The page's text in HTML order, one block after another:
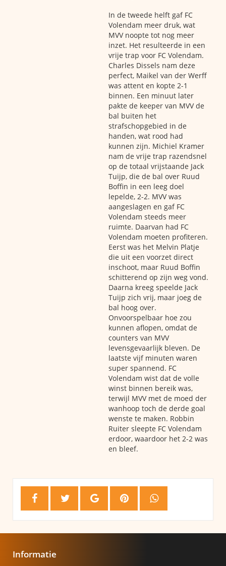
In de tweede helft gaf FC
Volendam meer druk, wat
MVV noopte tot nog meer
inzet. Het resulteerde in een
vrije trap voor FC Volendam.
Charles Dissels nam deze
perfect, Maikel van der Werff
was attent en kopte 2-1
binnen. Een minuut later
pakte de keeper van MVV de
bal buiten het
strafschopgebied in de
handen, wat rood had
kunnen zijn. Michiel Kramer
nam de vrije trap razendsnel
op de totaal vrijstaande Jack
Tuijp, die de bal over Ruud
Boffin in een leeg doel
lepelde, 2-2. MVV was
aangeslagen en gaf FC
Volendam steeds meer
ruimte. Daarvan had FC
Volendam moeten profiteren.
Eerst was het Melvin Platje
die uit een voorzet direct
inschoot, maar Ruud Boffin
schitterend op zijn weg vond.
Daarna kreeg speelde Jack
Tuijp zich vrij, maar joeg de
bal hoog over.
Onvoorspelbaar hoe zou
kunnen aflopen, omdat de
counters van MVV
levensgevaarlijk bleven. De
laatste vijf minuten waren
super spannend. FC
Volendam wist dat de volle
winst binnen bereik was,
terwijl MVV met de moed der
wanhoop toch de derde goal
wenste te maken. Robbin
Ruiter sleepte FC Volendam
erdoor, waardoor het 2-2 was
en bleef.
Informatie